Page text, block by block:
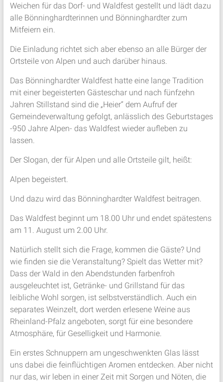
Weichen für das Dorf- und Waldfest gestellt und lädt dazu
alle Bönninghardterinnen und Bönninghardter zum
Mitfeiern ein.
Die Einladung richtet sich aber ebenso an alle Bürger der
Ortsteile von Alpen und auch darüber hinaus.
Das Bönninghardter Waldfest hatte eine lange Tradition
mit einer begeisterten Gästeschar und nach fünfzehn
Jahren Stillstand sind die „Heier“ dem Aufruf der
Gemeindeverwaltung gefolgt, anlässlich des Geburtstages
-950 Jahre Alpen- das Waldfest wieder aufleben zu
lassen.
Der Slogan, der für Alpen und alle Ortsteile gilt, heißt:
Alpen begeistert.
Und dazu wird das Bönninghardter Waldfest beitragen.
Das Waldfest beginnt um 18.00 Uhr und endet spätestens
am 11. August um 2.00 Uhr.
Natürlich stellt sich die Frage, kommen die Gäste? Und
wie finden sie die Veranstaltung? Spielt das Wetter mit?
Dass der Wald in den Abendstunden farbenfroh
ausgeleuchtet ist, Getränke- und Grillstand für das
leibliche Wohl sorgen, ist selbstverständlich. Auch ein
separates Weinzelt, dort werden erlesene Weine aus
Rheinland-Pfalz angeboten, sorgt für eine besondere
Atmosphäre, für Geselligkeit und Harmonie.
Ein erstes Schnuppern am ungeschwenkten Glas lässt
uns dabei die feinflüchtigen Aromen entdecken. Aber nicht
nur das, wir leben in einer Zeit mit Sorgen und Nöten, die